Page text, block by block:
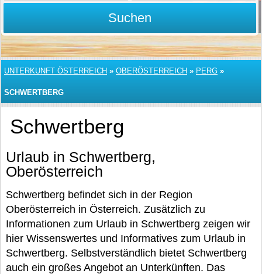
Suchen
UNTERKUNFT ÖSTERREICH » OBERÖSTERREICH » PERG »
SCHWERTBERG
Schwertberg
Urlaub in Schwertberg,
Oberösterreich
Schwertberg befindet sich in der Region
Oberösterreich in Österreich. Zusätzlich zu
Informationen zum Urlaub in Schwertberg zeigen wir
hier Wissenswertes und Informatives zum Urlaub in
Schwertberg. Selbstverständlich bietet Schwertberg
auch ein großes Angebot an Unterkünften. Das